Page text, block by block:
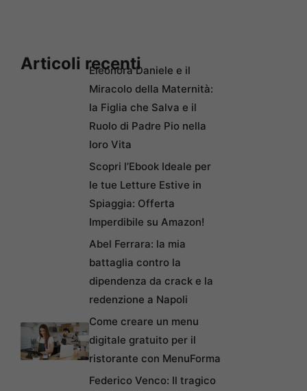
Articoli recentiEleonora Daniele e il
Miracolo della Maternità:
la Figlia che Salva e il
Ruolo di Padre Pio nella
loro Vita
Scopri l’Ebook Ideale per
le tue Letture Estive in
Spiaggia: Offerta
Imperdibile su Amazon!
Abel Ferrara: la mia
battaglia contro la
dipendenza da crack e la
redenzione a Napoli
Come creare un menu
digitale gratuito per il
ristorante con MenuForma
Federico Venco: Il tragico